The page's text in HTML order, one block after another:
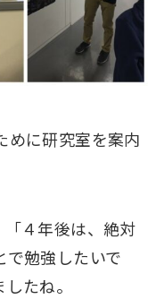
めに研究室を案内
４年後は、絶対
で勉強したいで
たね。